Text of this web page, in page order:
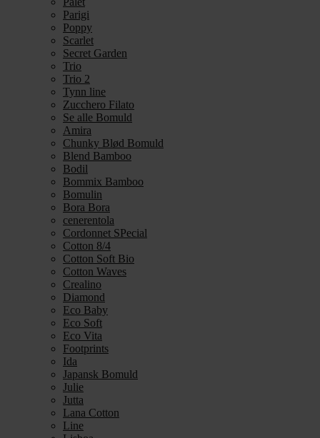
Parigi
Poppy
Scarlet
Secret Garden
Trio
Trio 2
Tynn line
Zucchero Filato
Se alle Bomuld
Amira
Chunky Blød Bomuld
Blend Bamboo
Bodil
Bommix Bamboo
Bomulin
Bora Bora
cenerentola
Cordonnet SPecial
Cotton 8/4
Cotton Soft Bio
Cotton Waves
Crealino
Diamond
Eco Baby
Eco Soft
Eco Vita
Footprints
Ida
Japansk Bomuld
Julie
Jutta
Lana Cotton
Line